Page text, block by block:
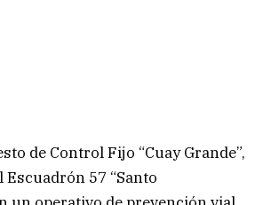
de Control Fijo “Cuay Grande”,
Escuadrón 57 “Santo